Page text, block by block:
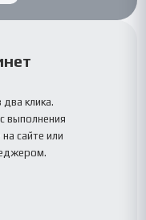
два клика.
выполнения
сайте или